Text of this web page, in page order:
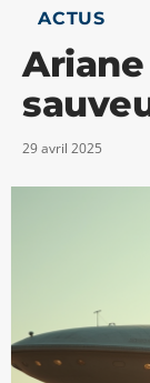
ACTUS
29 avril 2025